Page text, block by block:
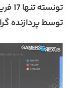
توسط پردازنده